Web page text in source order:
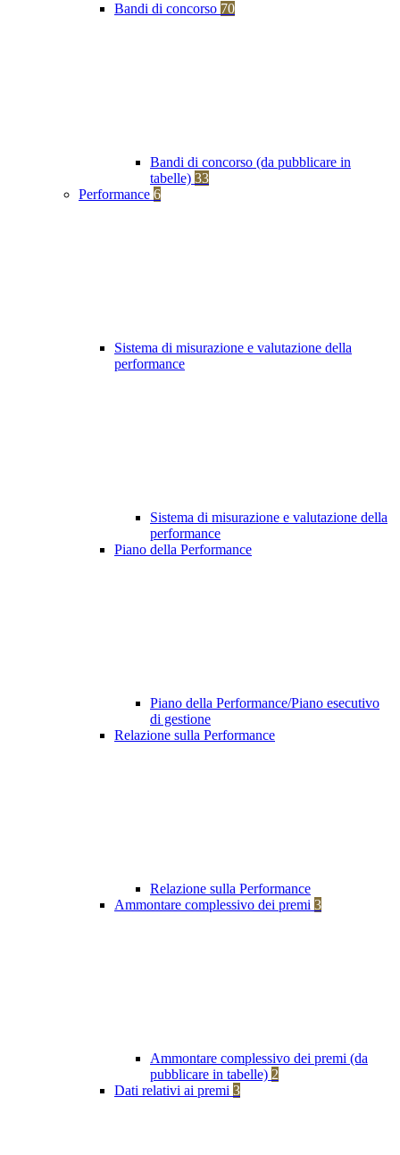
Bandi di concorso 70
Bandi di concorso (da pubblicare in
tabelle) 33
Performance 6
Sistema di misurazione e valutazione della
performance
Sistema di misurazione e valutazione della
performance
Piano della Performance
Piano della Performance/Piano esecutivo
di gestione
Relazione sulla Performance
Relazione sulla Performance
Ammontare complessivo dei premi 3
Ammontare complessivo dei premi (da
pubblicare in tabelle) 2
Dati relativi ai premi 3